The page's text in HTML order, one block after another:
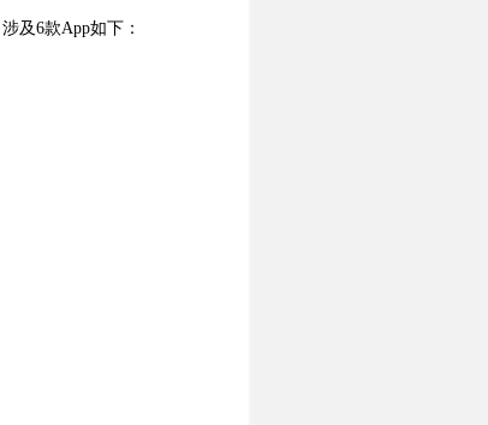
涉及6款App如下：